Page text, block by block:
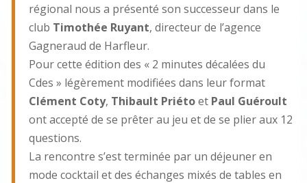
régional nous a présenté son successeur dans le
club Timothée Ruyant, directeur de l’agence
Gagneraud de Harfleur.
Pour cette édition des « 2 minutes décalées du
Cdes » légèrement modifiées dans leur format
Clément Coty, Thibault Priétoet Paul Guéroult
ont accepté de se prêter au jeu et de se plier aux 12
questions.
La rencontre s’est terminée par un déjeuner en
mode cocktail et des échanges mixés de tables en